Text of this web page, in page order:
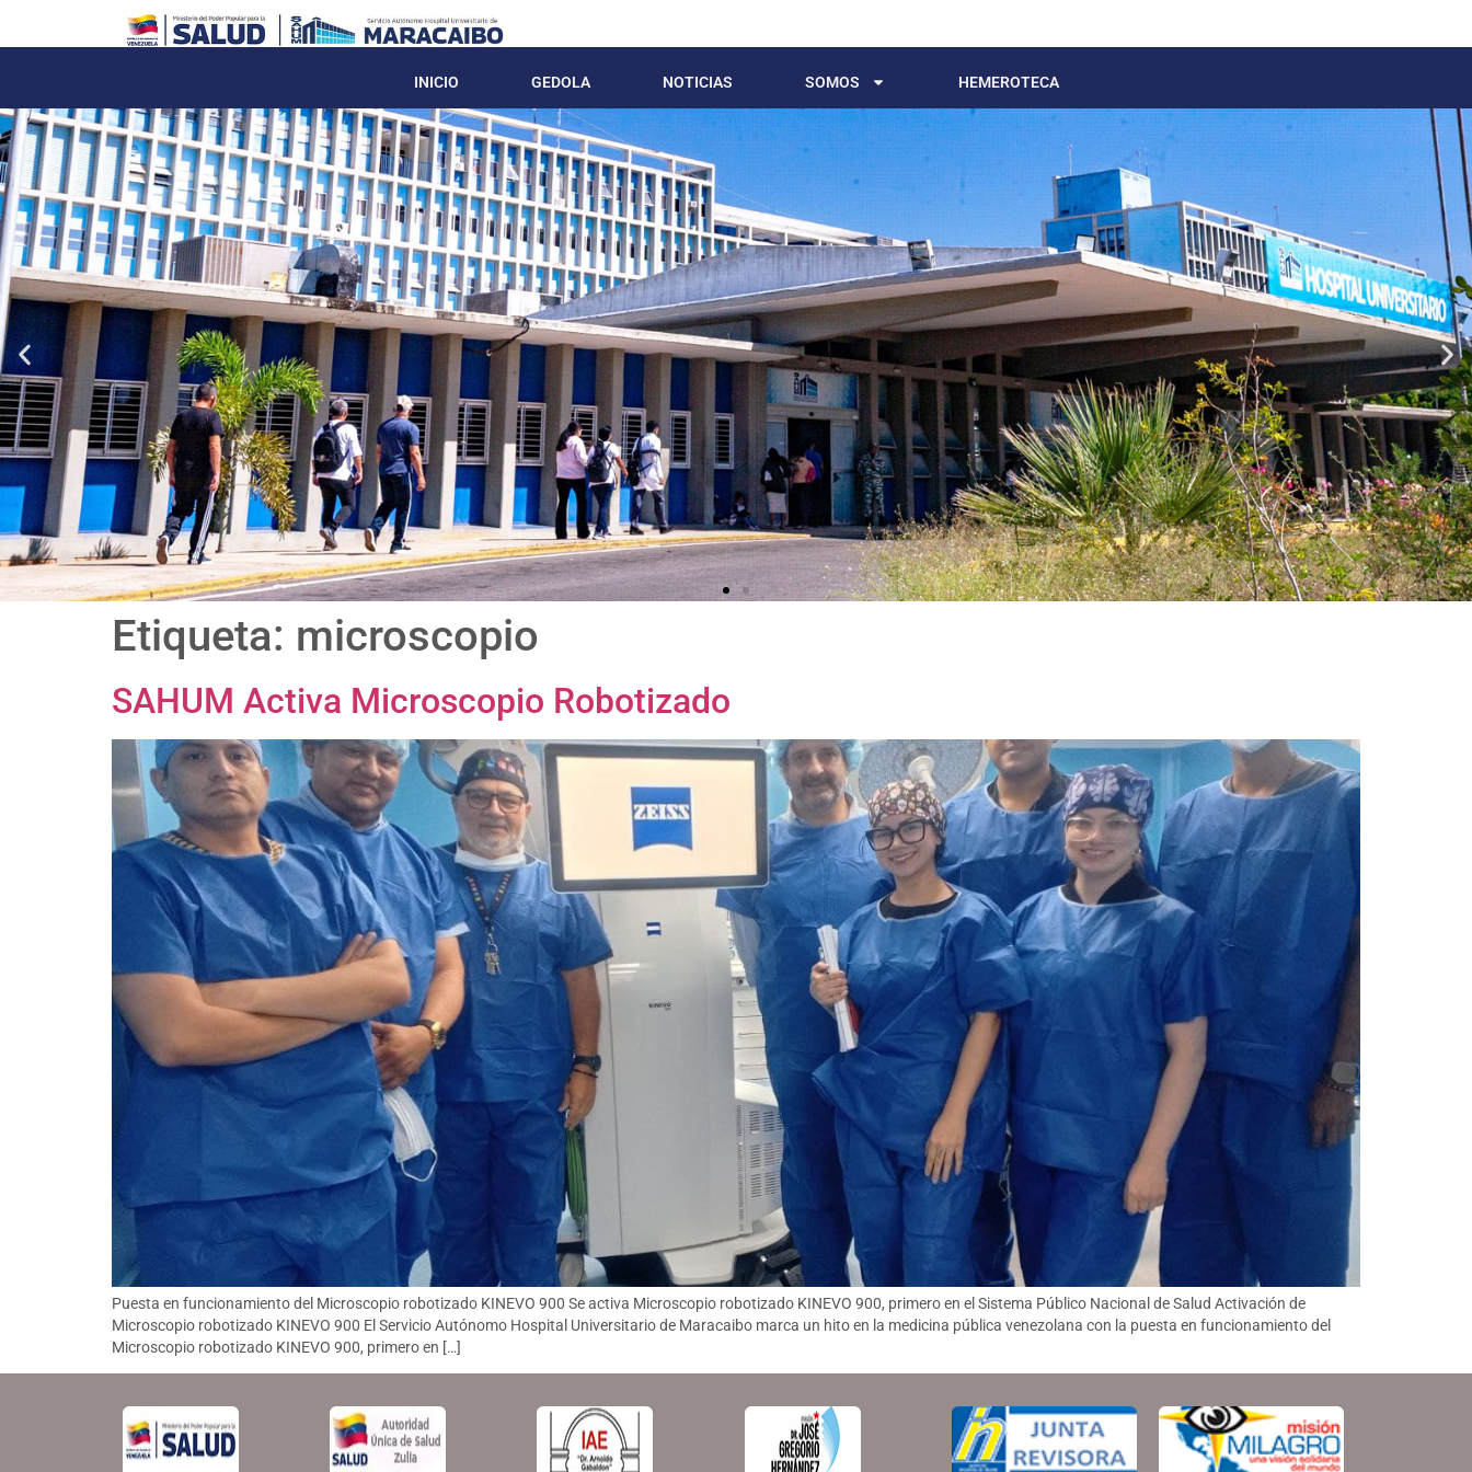
INICIO GEDOLA NOTICIAS SOMOS HEMEROTECA
Etiqueta: microscopio
SAHUM Activa Microscopio Robotizado
Puesta en funcionamiento del Microscopio robotizado KINEVO 900 Se activa Microscopio robotizado KINEVO 900, primero en el Sistema Público Nacional de Salud Activación de
Microscopio robotizado KINEVO 900 El Servicio Autónomo Hospital Universitario de Maracaibo marca un hito en la medicina pública venezolana con la puesta en funcionamiento del
Microscopio robotizado KINEVO 900, primero en […]